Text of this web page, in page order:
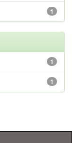
1
1
1